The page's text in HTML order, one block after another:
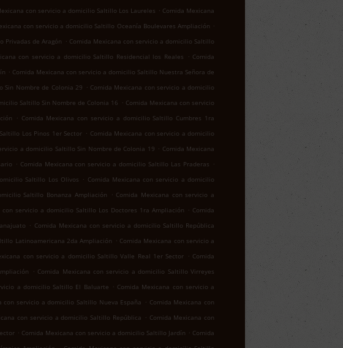
con servicio a domicilio Saltillo Los Laureles . Comida Mexicana
con servicio a domicilio Saltillo Oceanía Boulevares Ampliación .
Privadas de Aragón . Comida Mexicana con servicio a domicilio Saltillo
con servicio a domicilio Saltillo Residencial los Reales . Comida
. Comida Mexicana con servicio a domicilio Saltillo Nuestra Señora de
Sin Nombre de Colonia 29 . Comida Mexicana con servicio a domicilio
Saltillo Sin Nombre de Colonia 16 . Comida Mexicana con servicio
. Comida Mexicana con servicio a domicilio Saltillo Cumbres 1ra
Los Pinos 1er Sector . Comida Mexicana con servicio a domicilio
a domicilio Saltillo Sin Nombre de Colonia 19 . Comida Mexicana
. Comida Mexicana con servicio a domicilio Saltillo Las Praderas .
Saltillo Los Olivos . Comida Mexicana con servicio a domicilio
Saltillo Bonanza Ampliación . Comida Mexicana con servicio a
con servicio a domicilio Saltillo Los Doctores 1ra Ampliación . Comida
. Comida Mexicana con servicio a domicilio Saltillo República
Latinoamericana 2da Ampliación . Comida Mexicana con servicio a
con servicio a domicilio Saltillo Valle Real 1er Sector . Comida
. Comida Mexicana con servicio a domicilio Saltillo Virreyes
a domicilio Saltillo El Baluarte . Comida Mexicana con servicio a
con servicio a domicilio Saltillo Nueva España . Comida Mexicana con
con servicio a domicilio Saltillo República . Comida Mexicana con
. Comida Mexicana con servicio a domicilio Saltillo Jardín . Comida